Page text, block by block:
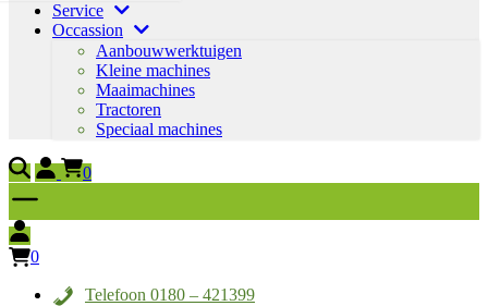
Service
Occassion
Aanbouwwerktuigen
Kleine machines
Maaimachines
Tractoren
Speciaal machines
0
0
Telefoon 0180 – 421399